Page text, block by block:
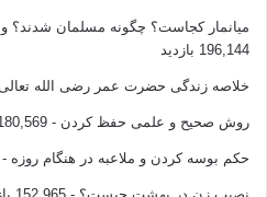
میانمار کجاست؟ چگونه مسلمان شدند؟
196,144 بازدید
خلاصه زندگی حضرت عمر رضی الله
روش صحیح و علمی حفظ کردن - 180,569 بازدید
حکم بوسه کردن و ملاعبه در هنگام روزه - 173,616 بازدید